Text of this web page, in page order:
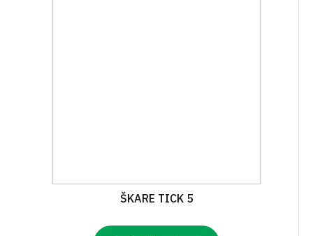
ŠKARE TICK 5